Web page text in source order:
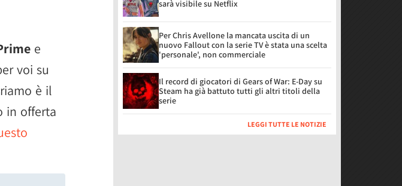
e
voi su
è il
in offerta
sarà visibile su Netflix
Per Chris Avellone la mancata uscita di un
nuovo Fallout con la serie TV è stata una scelta
'personale', non commerciale
Il record di giocatori di Gears of War: E-Day su
Steam ha già battuto tutti gli altri titoli della
serie
LEGGI TUTTE LE NOTIZIE